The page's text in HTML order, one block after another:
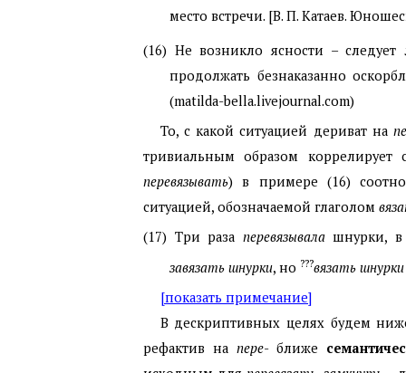
место встречи. [В. П. Катаев.
(16) Не возникло ясности –
продолжать безнаказанно
(matilda-bella.livejournal.com)
То, с какой ситуацией дериват на
тривиальным образом
перевязывать) в примере (16)
ситуацией, обозначаемой глаголом
(17) Три раза перевязывалашнурки, в
завязать шнурки, но ???вязать шнурки
[показать примечание]
В дескриптивных целях будем
рефактив напере- ближе